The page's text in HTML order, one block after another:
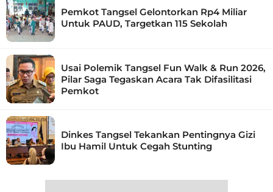
Pemkot Tangsel Gelontorkan Rp4 Miliar
Untuk PAUD, Targetkan 115 Sekolah
Usai Polemik Tangsel Fun Walk & Run 2026,
Pilar Saga Tegaskan Acara Tak Difasilitasi
Pemkot
Dinkes Tangsel Tekankan Pentingnya Gizi
Ibu Hamil Untuk Cegah Stunting